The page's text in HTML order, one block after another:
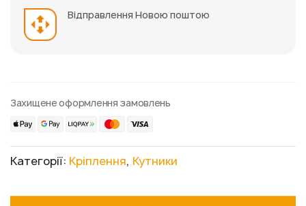
Відправлення Новою поштою
Захищене оформлення замовлень
Категорії: Кріплення, Кутники